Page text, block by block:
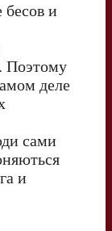
бесов и
. Поэтому
деле
сами
и